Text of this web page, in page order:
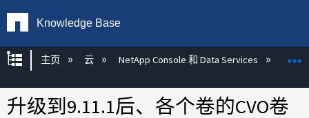
Knowledge Base
扩展/隐缩全局层次
主页 云 NetApp Console 和 Data Services
升级到9.11.1后、各个卷的CVO卷